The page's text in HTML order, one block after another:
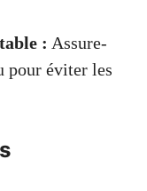
: Assure-
pour éviter les